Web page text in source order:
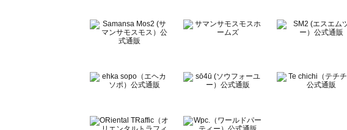
BETTY'S BLUE（べティーズブルー）の一覧
Wpc.（ワールドパーティー）の一覧